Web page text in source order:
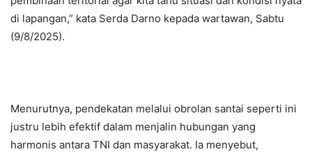
di lapangan,” kata Serda Darno kepada wartawan, Sabtu
(9/8/2025).
Menurutnya, pendekatan melalui obrolan santai seperti ini
justru lebih efektif dalam menjalin hubungan yang
harmonis antara TNI dan masyarakat. Ia menyebut,